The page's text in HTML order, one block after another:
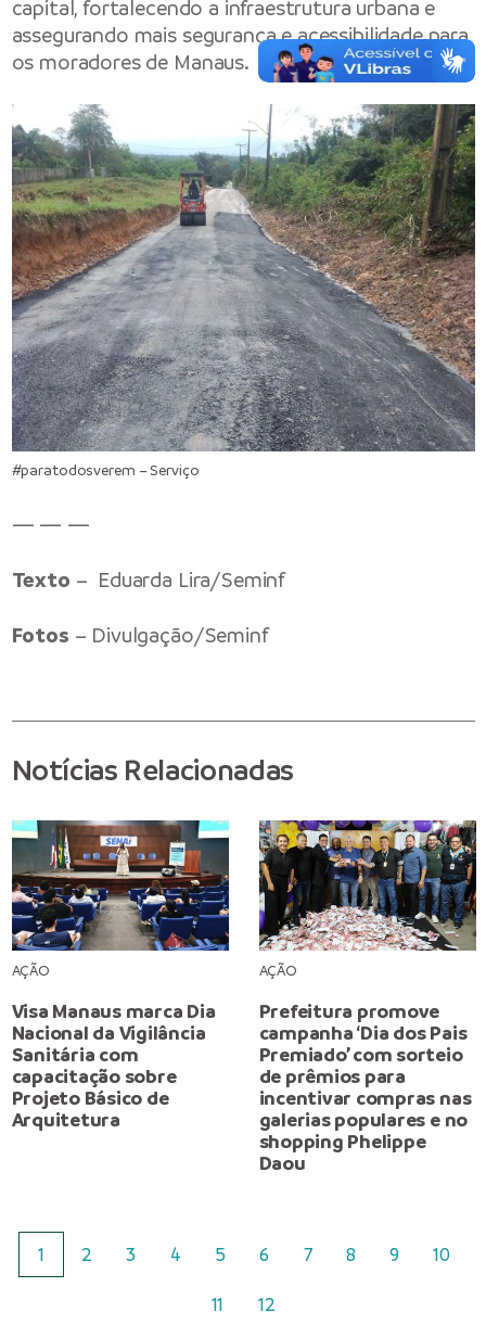
capital, fortalecendo a infraestrutura urbana e
assegurando mais segurança e acessibilidade para
os moradores de Manaus.
#paratodosverem – Serviço
— — —
Texto – Eduarda Lira/Seminf
Fotos – Divulgação/Seminf
Notícias Relacionadas
AÇÃO
Visa Manaus marca Dia
Nacional da Vigilância
Sanitária com
capacitação sobre
Projeto Básico de
Arquitetura
AÇÃO
Prefeitura promove
campanha ‘Dia dos Pais
Premiado’ com sorteio
de prêmios para
incentivar compras nas
galerias populares e no
shopping Phelippe
Daou
1 2 3 4 5 6 7 8 9 10
11 12